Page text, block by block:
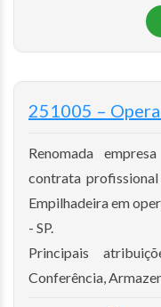
251005 –
Renomada
contrata
Empilhadeira em
- SP.
Principais
Conferência,